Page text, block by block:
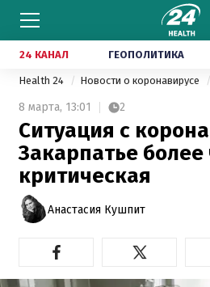
24 КАНАЛ ГЕОПОЛИТИКА
Health 24 Новости о коронавирусе
8 марта, 13:01 2
Ситуация с
Закарпатье более
критическая
Анастасия Кушпит